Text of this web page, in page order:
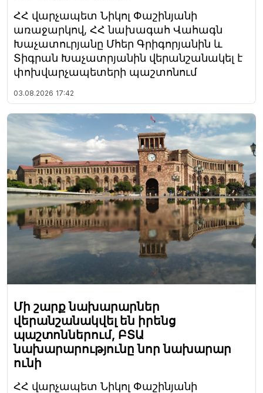
ՀՀ վարչապետ Նիկոլ Փաշինյանի
առաջարկով, ՀՀ նախագահ Վահագն
Խաչատուրյանը Մհեր Գրիգորյանին և
Տիգրան Խաչատրյանին վերանշանակել է
փոխվարչապետերի պաշտոնում
03.08.2026 17:42
Մի շարք նախարարներ
վերանշանակվել են իրենց
պաշտոններում, ԲՏԱ
նախարարությունը նոր նախարար
ունի
ՀՀ վարչապետ Նիկոլ Փաշինյանի